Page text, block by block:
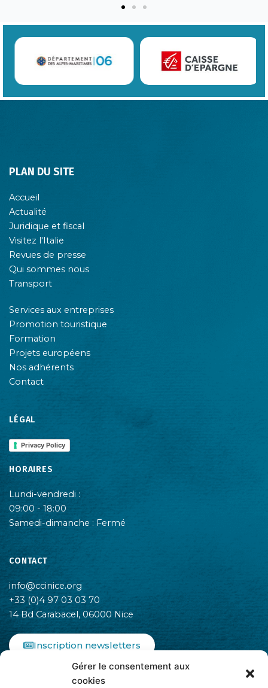
Gérer le consentement aux
cookies
PLAN DU SITE
Accueil
Actualité
Juridique et fiscal
Visitez l'Italie
Revues de presse
Qui sommes nous
Transport
Services aux entreprises
Promotion touristique
Formation
Projets européens
Nos adhérents
Contact
LÉGAL
Privacy Policy
HORAIRES
Lundi-vendredi :
09:00 - 18:00
Samedi-dimanche : Fermé
CONTACT
info@ccinice.org
+33 (0)4 97 03 03 70
14 Bd Carabacel, 06000 Nice
Inscription newsletters
L